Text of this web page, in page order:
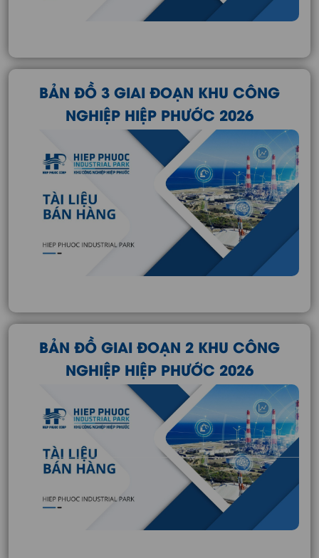
BẢN ĐỒ 3 GIAI ĐOẠN KHU CÔNG
NGHIỆP HIỆP PHƯỚC 2026
BẢN ĐỒ GIAI ĐOẠN 2 KHU CÔNG
NGHIỆP HIỆP PHƯỚC 2026